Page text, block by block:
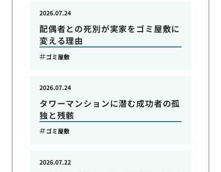
配偶者との死別が実家をゴミ屋敷に
変える理由
2026.07.24
ゴミ屋敷
タワーマンションに潜む成功者の孤
独と残骸
2026.07.24
ゴミ屋敷
2026.07.22